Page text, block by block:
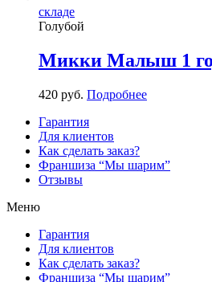
складе
Голубой
Микки Малыш 1
420 руб. Подробнее
Гарантия
Для клиентов
Как сделать заказ?
Франшиза “Мы шарим”
Отзывы
Меню
Гарантия
Для клиентов
Как сделать заказ?
Франшиза “Мы шарим”